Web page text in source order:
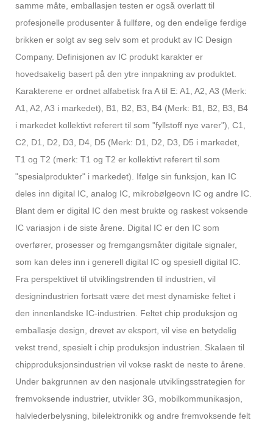
samme måte, emballasjen testen er også overlatt til
profesjonelle produsenter å fullføre, og den endelige ferdige
brikken er solgt av seg selv som et produkt av IC Design
Company. Definisjonen av IC produkt karakter er
hovedsakelig basert på den ytre innpakning av produktet.
Karakterene er ordnet alfabetisk fra A til E: A1, A2, A3 (Merk:
A1, A2, A3 i markedet), B1, B2, B3, B4 (Merk: B1, B2, B3, B4
i markedet kollektivt referert til som "fyllstoff nye varer"), C1,
C2, D1, D2, D3, D4, D5 (Merk: D1, D2, D3, D5 i markedet,
T1 og T2 (merk: T1 og T2 er kollektivt referert til som
"spesialprodukter" i markedet). Ifølge sin funksjon, kan IC
deles inn digital IC, analog IC, mikrobølgeovn IC og andre IC.
Blant dem er digital IC den mest brukte og raskest voksende
IC variasjon i de siste årene. Digital IC er den IC som
overfører, prosesser og fremgangsmåter digitale signaler,
som kan deles inn i generell digital IC og spesiell digital IC.
Fra perspektivet til utviklingstrenden til industrien, vil
designindustrien fortsatt være det mest dynamiske feltet i
den innenlandske IC-industrien. Feltet chip produksjon og
emballasje design, drevet av eksport, vil vise en betydelig
vekst trend, spesielt i chip produksjon industrien. Skalaen til
chipproduksjonsindustrien vil vokse raskt de neste to årene.
Under bakgrunnen av den nasjonale utviklingsstrategien for
fremvoksende industrier, utvikler 3G, mobilkommunikasjon,
halvlederbelysning, bilelektronikk og andre fremvoksende felt